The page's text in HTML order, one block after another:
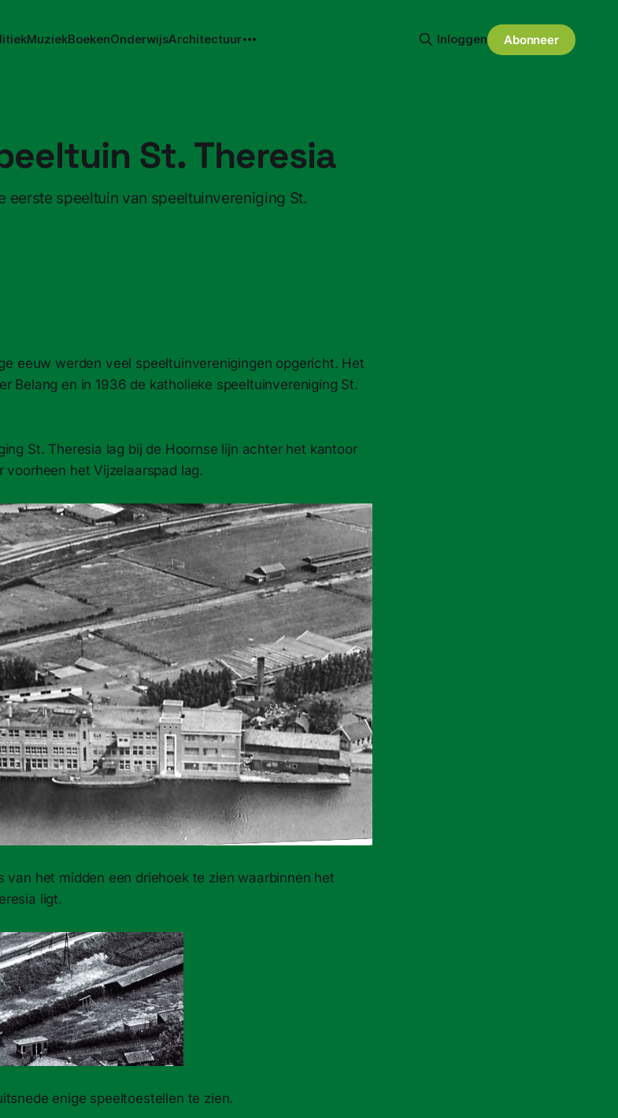
MuziekBoekenOnderwijsArchitectuur Inloggen Abonneer
St. Theresia
eerste speeltuin van speeltuinvereniging St.
eeuw werden veel speeltuinverenigingen opgericht. Het
Belang en in 1936 de katholieke speeltuinvereniging St.
St. Theresia lag bij de Hoornse lijn achter het kantoor
voorheen het Vijzelaarspad lag.
van het midden een driehoek te zien waarbinnen het
ligt.
enige speeltoestellen te zien.